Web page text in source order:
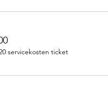
servicekosten ticket